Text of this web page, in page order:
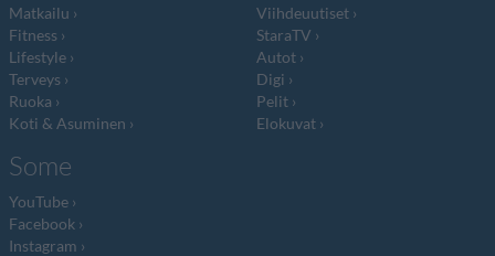
Matkailu
Fitness
Lifestyle
Terveys
Ruoka
Koti & Asuminen
Viihdeuutiset
StaraTV
Autot
Digi
Pelit
Elokuvat
Some
YouTube
Facebook
Instagram